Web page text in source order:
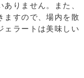
りません。また、
ますので、場内を散
ェラートは美味しい